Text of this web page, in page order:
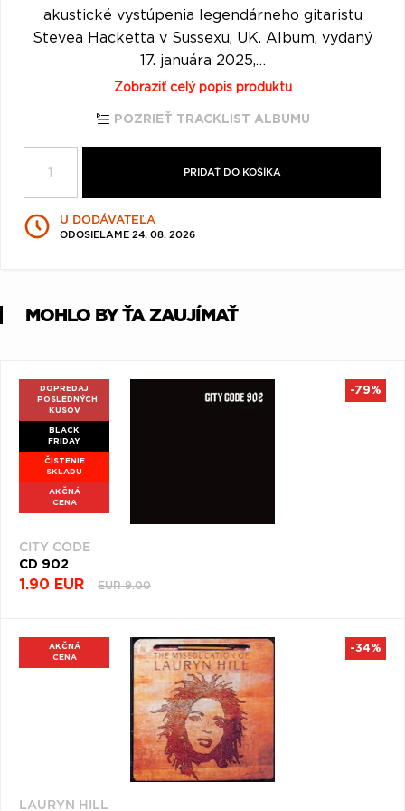
Q R S T U
akustické vystúpenia legendárneho gitaristu
Stevea Hacketta v Sussexu, UK. Album, vydaný
17. januára 2025,…
Zobraziť celý popis produktu
POZRIEŤ TRACKLIST ALBUMU
PRIDAŤ DO KOŠÍKA
U DODÁVATEĽA
ODOSIELAME 24. 08. 2026
MOHLO BY ŤA ZAUJÍMAŤ
DOPREDAJ
POSLEDNÝCH
KUSOV
BLACK
FRIDAY
ČISTENIE
SKLADU
AKČNÁ
CENA
CITY CODE
CD 902
1.90 EUR EUR 9.00
-79%
AKČNÁ
CENA
LAURYN HILL
-34%